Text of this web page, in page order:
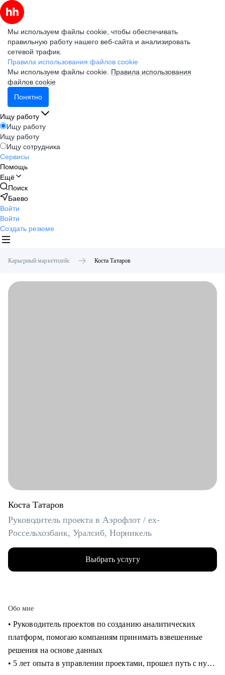
Мы используем файлы cookie, чтобы обеспечивать
правильную работу нашего веб-сайта и анализировать
сетевой трафик.
Правила использования файлов cookie
Мы используем файлы cookie. Правила использования
файлов cookie
Понятно
Ищу работу
Ищу работу
Ищу работу
Ищу сотрудника
Сервисы
Помощь
Ещё
Поиск
Баево
Войти
Войти
Создать резюме
Карьерный маркетплейс Коста Татаров
Коста Татаров
Руководитель проекта в Аэрофлот / ex-
Россельхозбанк, Уралсиб, Норникель
Выбрать услугу
Обо мне
• Руководитель проектов по созданию аналитических
платформ, помогаю компаниям принимать взвешенные
решения на основе данных
• 5 лет опыта в управлении проектами, прошел путь с нуля